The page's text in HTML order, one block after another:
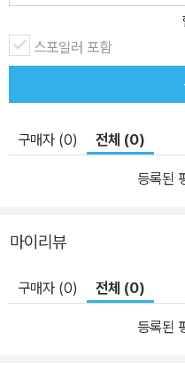
름, 액체, 서리 결정, 식물 등에
형태와 닮은 모양’을 ‘프랙털’
야에 널리 응용되고 있으며 자
서 볼 수 있다. 이 책에서는 양
숨어 있는 수학적 배경과 그에
복잡하고 다양한 기하학 무늬
독특한 무늬이다. 기린의 그물
조’란 과연 무엇일까? 동물의
행본 ― 뉴턴 하이라이트 시리
았던 기사만을 엄선해서 주제
하이라이트 시리즈’를 매달 한
스포일러 포함
구매자 (0) 전체 (0)
등록된
마이리뷰
구매자 (0) 전체 (0)
등록된